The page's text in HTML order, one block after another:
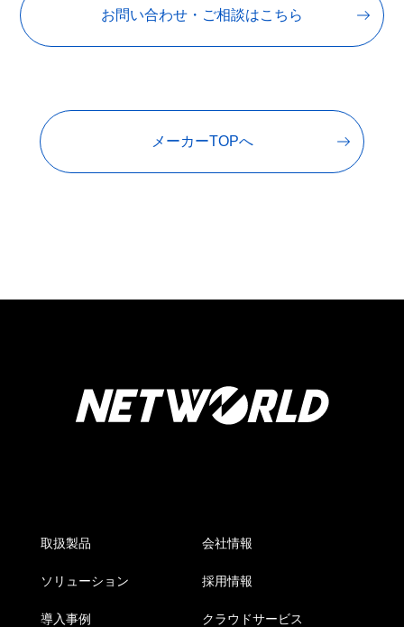
お問い合わせ・ご相談はこちら
メーカーTOPへ
取扱製品
ソリューション
導入事例
会社情報
採用情報
クラウドサービス